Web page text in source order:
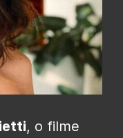
, o filme